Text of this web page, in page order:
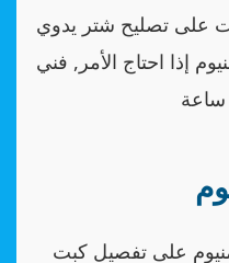
على تصليح شتر يدوي
إذا احتاج الأمر, فني
على تفصيل كبت